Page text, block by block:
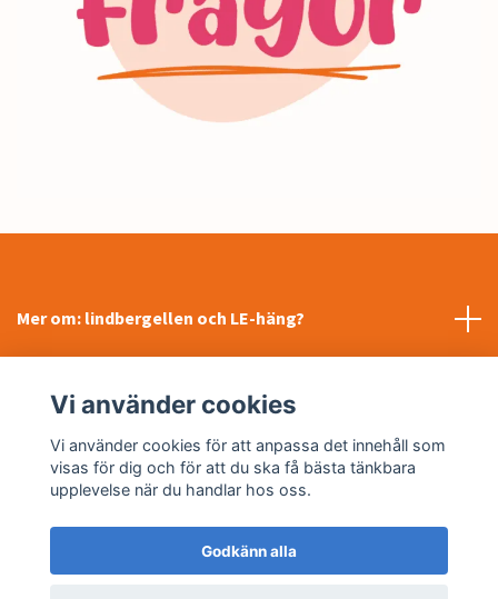
Mer om: lindbergellen och LE-häng?
Sociala medier
Vi använder cookies
Vi använder cookies för att anpassa det innehåll som
visas för dig och för att du ska få bästa tänkbara
upplevelse när du handlar hos oss.
Godkänn alla